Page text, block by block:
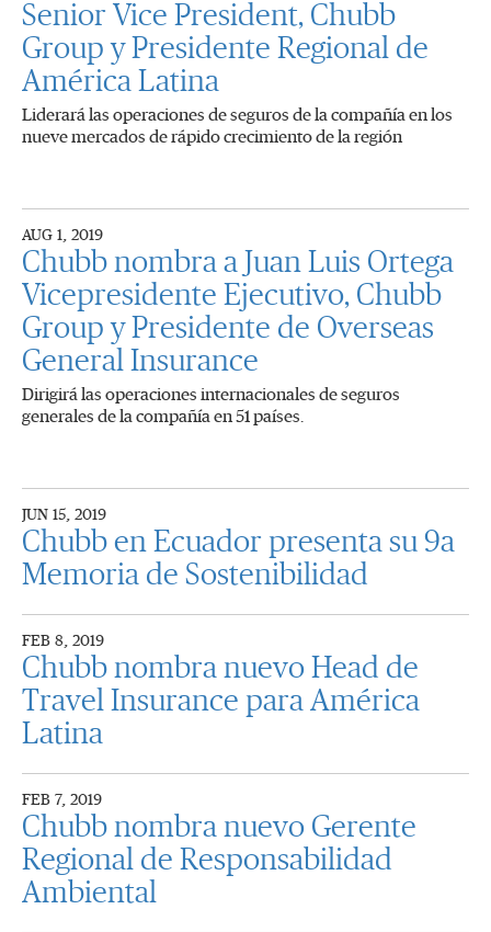
Senior Vice President, Chubb
Group y Presidente Regional de
América Latina
Liderará las operaciones de seguros de la compañía en los
nueve mercados de rápido crecimiento de la región
AUG 1, 2019
Chubb nombra a Juan Luis Ortega
Vicepresidente Ejecutivo, Chubb
Group y Presidente de Overseas
General Insurance
Dirigirá las operaciones internacionales de seguros
generales de la compañía en 51 países.
JUN 15, 2019
Chubb en Ecuador presenta su 9a
Memoria de Sostenibilidad
FEB 8, 2019
Chubb nombra nuevo Head de
Travel Insurance para América
Latina
FEB 7, 2019
Chubb nombra nuevo Gerente
Regional de Responsabilidad
Ambiental